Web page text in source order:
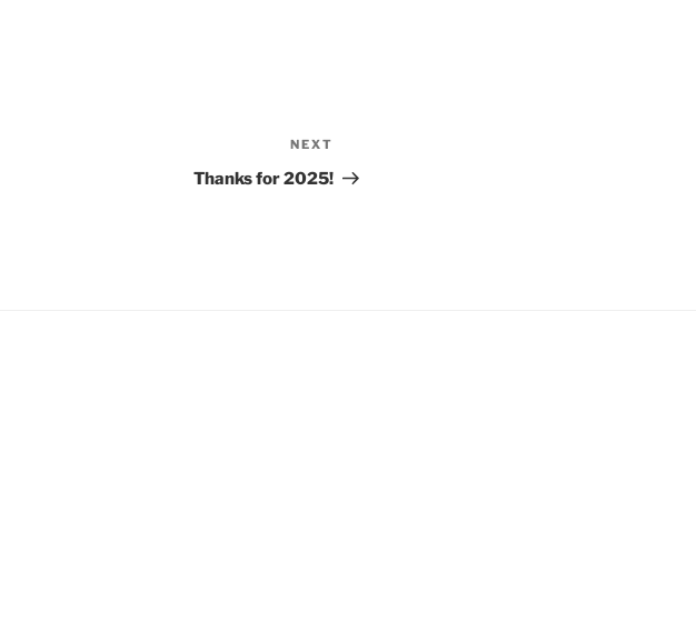
Post
NEXT
Thanks for 2025!